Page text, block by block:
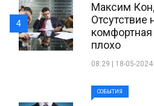
Максим
Отсутствие
комфортная
плохо
08:29 | 18-05-2024
4
СОБЫТИЯ